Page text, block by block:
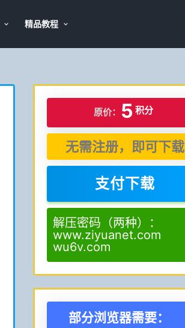
精品教程
原价： 5 积分
无需注册，即可下载
支付下载
解压密码（两种）：
www.ziyuanet.com
wu6v.com
部分浏览器需要：